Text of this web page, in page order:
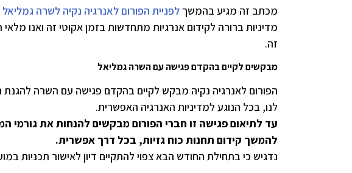
מכתב זה מגיע בהמשךלפניית הפורום לאנרגיה נקיה לשרה גמליאל
מדיניות ברורה לקידום אנרגיות מתחדשות בזמן אקוטי זה ואנו
זה.
מבקשים לקיים בהקדם פגישה עם השרה גמליאל
הפורום לאנרגיה נקיה מבקש לקיים בהקדם פגישה עם השרה להגנת
לנו, בכל הנוגע למדיניות האנרגיה האפשרית.
עד לתיאום פגישה זו חברי הפורום מבקשים להנחות את גורמי
להמשך קידום תחנות כוח גזיות, בכל דרך אפשרית.
נדגיש כי בתחילת החודש הבא צפוי להתקיים דיון לאישור תכניות